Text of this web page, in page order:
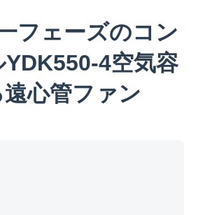
フェーズのコン
4空気容
心管ファン